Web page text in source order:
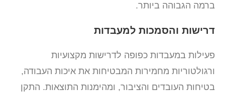
ברמה הגבוהה ביותר.
דרישות והסמכות למעבדות
פעילות במעבדות כפופה לדרישות מקצועיות
ורגולטוריות מחמירות המבטיחות את איכות העבודה,
בטיחות העובדים והציבור, ומהימנות התוצאות. התקן